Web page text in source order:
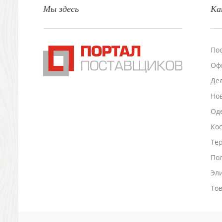
Подставки для визиток записок телефонов
Промо
Антистрессы
Мы здесь